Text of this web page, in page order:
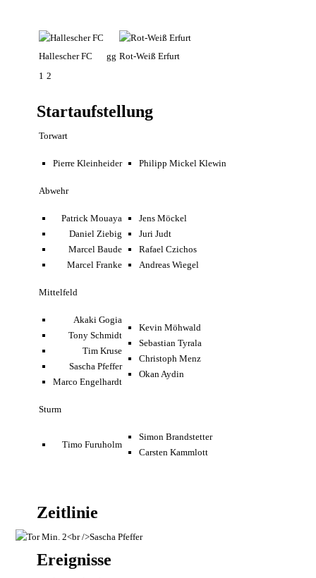
Hallescher FC gg Rot-Weiß Erfurt
1 2
Startaufstellung
Torwart
Pierre Kleinheider Philipp Mickel Klewin
Abwehr
Patrick Mouaya
Daniel Ziebig
Marcel Baude
Marcel Franke
Jens Möckel
Juri Judt
Rafael Czichos
Andreas Wiegel
Mittelfeld
Akaki Gogia
Tony Schmidt
Tim Kruse
Sascha Pfeffer
Marco Engelhardt
Kevin Möhwald
Sebastian Tyrala
Christoph Menz
Okan Aydin
Sturm
Timo Furuholm
Simon Brandstetter
Carsten Kammlott
Zeitlinie
Ereignisse